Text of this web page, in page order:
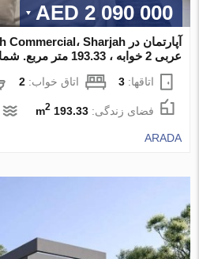
2 090 000 AED
عربی 2 خوابه ، 193.33 متر مربع. شماره 713775
اتاقها:3 اتاق خواب:2
فضای زندگی:193.33 m
2
ARADA